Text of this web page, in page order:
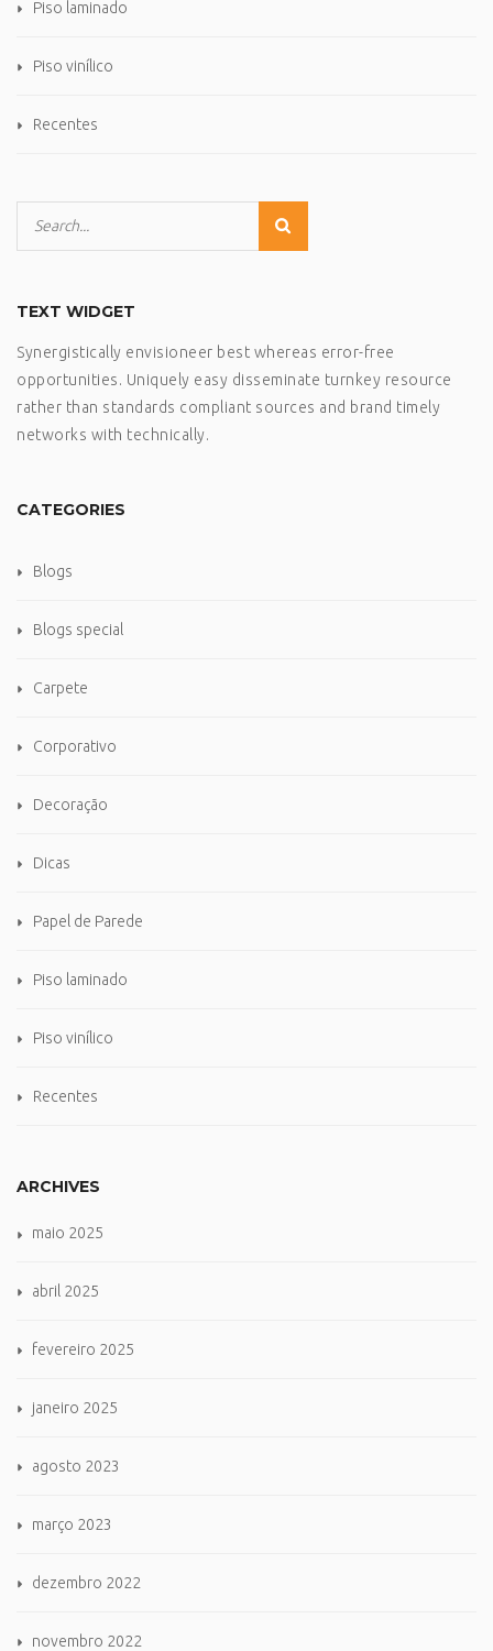
Piso laminado
Piso vinílico
Recentes
TEXT WIDGET
Synergistically envisioneer best whereas error-free
opportunities. Uniquely easy disseminate turnkey resource
rather than standards compliant sources and brand timely
networks with technically.
CATEGORIES
Blogs
Blogs special
Carpete
Corporativo
Decoração
Dicas
Papel de Parede
Piso laminado
Piso vinílico
Recentes
ARCHIVES
maio 2025
abril 2025
fevereiro 2025
janeiro 2025
agosto 2023
março 2023
dezembro 2022
novembro 2022